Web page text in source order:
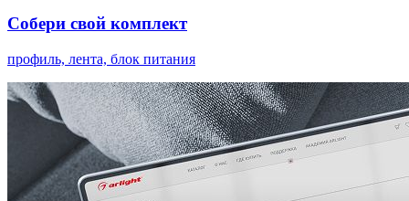
Собери свой комплект
профиль, лента, блок питания